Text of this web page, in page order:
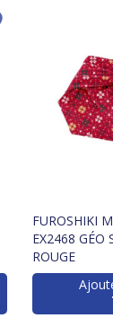
FUROSHIKI
EX2468 GÉO
ROUGE